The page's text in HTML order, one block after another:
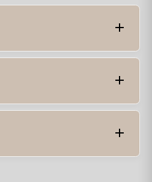
integritu řetězce